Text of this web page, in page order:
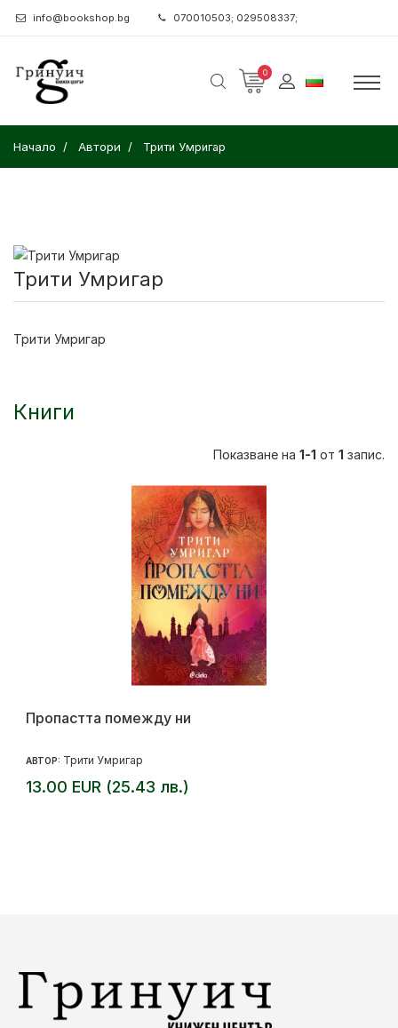
info@bookshop.bg 070010503; 029508337;
0
Начало Автори Трити Умригар
Трити Умригар
Трити Умригар
Книги
Показване на 1-1 от 1 запис.
Пропастта помежду ни
АВТОР: Трити Умригар
13.00 EUR (25.43 лв.)